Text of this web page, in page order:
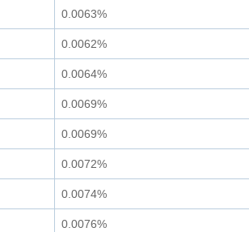
0.0063%
0.0062%
0.0064%
0.0069%
0.0069%
0.0072%
0.0074%
0.0076%